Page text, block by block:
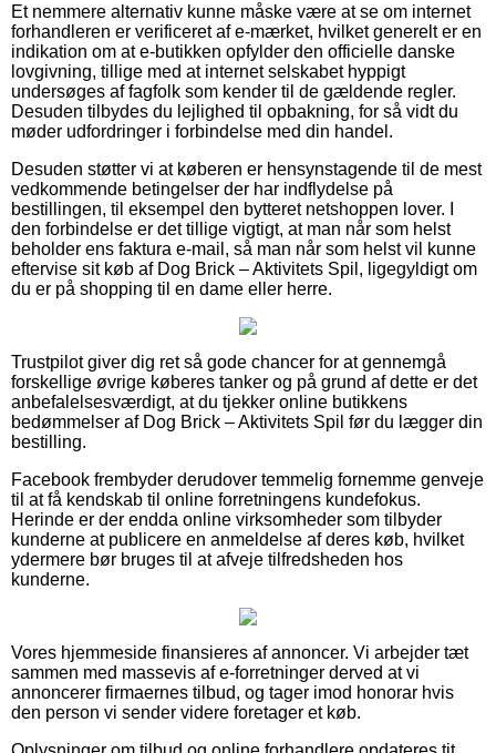
Et nemmere alternativ kunne måske være at se om internet
forhandleren er verificeret af e-mærket, hvilket generelt er en
indikation om at e-butikken opfylder den officielle danske
lovgivning, tillige med at internet selskabet hyppigt
undersøges af fagfolk som kender til de gældende regler.
Desuden tilbydes du lejlighed til opbakning, for så vidt du
møder udfordringer i forbindelse med din handel.
Desuden støtter vi at køberen er hensynstagende til de mest
vedkommende betingelser der har indflydelse på
bestillingen, til eksempel den bytteret netshoppen lover. I
den forbindelse er det tillige vigtigt, at man når som helst
beholder ens faktura e-mail, så man når som helst vil kunne
eftervise sit køb af Dog Brick – Aktivitets Spil, ligegyldigt om
du er på shopping til en dame eller herre.
Trustpilot giver dig ret så gode chancer for at gennemgå
forskellige øvrige køberes tanker og på grund af dette er det
anbefalelsesværdigt, at du tjekker online butikkens
bedømmelser af Dog Brick – Aktivitets Spil før du lægger din
bestilling.
Facebook frembyder derudover temmelig fornemme genveje
til at få kendskab til online forretningens kundefokus.
Herinde er der endda online virksomheder som tilbyder
kunderne at publicere en anmeldelse af deres køb, hvilket
ydermere bør bruges til at afveje tilfredsheden hos
kunderne.
Vores hjemmeside finansieres af annoncer. Vi arbejder tæt
sammen med massevis af e-forretninger derved at vi
annoncerer firmaernes tilbud, og tager imod honorar hvis
den person vi sender videre foretager et køb.